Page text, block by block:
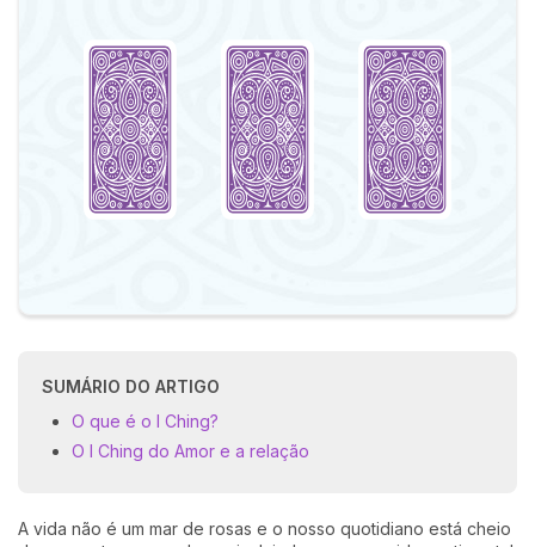
SUMÁRIO DO ARTIGO
O que é o I Ching?
O I Ching do Amor e a relação
A vida não é um mar de rosas e o nosso quotidiano está cheio